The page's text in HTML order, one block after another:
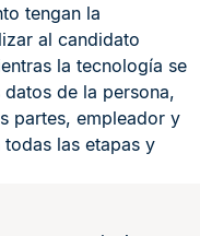
tengan la
al candidato
la tecnología se
de la persona,
partes, empleador y
las etapas y